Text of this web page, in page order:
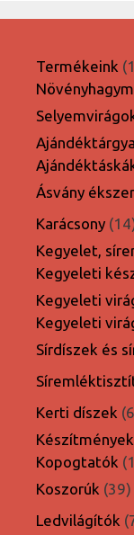
Termékeink
Ásvány
Karácsony 14
Kegyelet,
Kegyeleti
Kegyeleti
Kegyeleti
Sírdíszek és
Kerti díszek
Készítmények
Kopogtatók
Koszorúk 3939
Ledvilágítók